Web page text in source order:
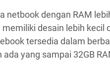
netbook dengan RAM
memiliki desain lebih kecil
tersedia dalam
ada yang sampai 32GB